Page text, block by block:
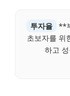
투자율
**
초보자를 위
하고